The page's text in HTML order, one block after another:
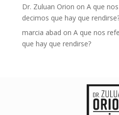
Dr. Zuluan Orion on A que
decimos que hay que
marcia abad on A que nos
que hay que rendirse?